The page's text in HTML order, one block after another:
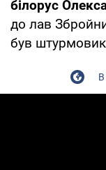
білорус
до лав
був